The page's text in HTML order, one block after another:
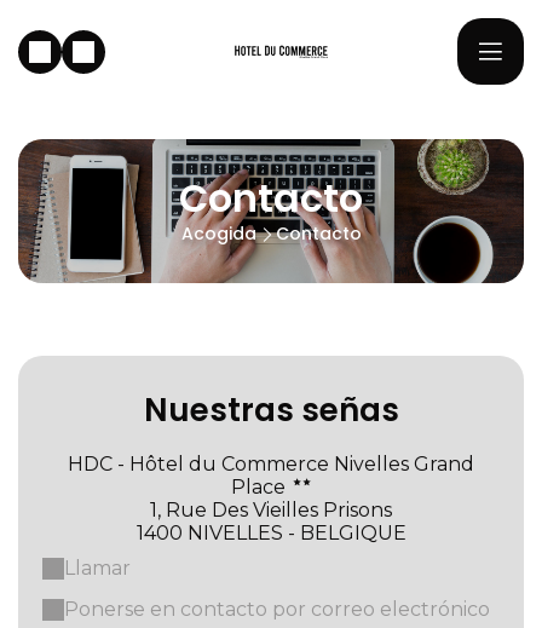
Contacto
Acogida Contacto
Nuestras señas
HDC - Hôtel du Commerce Nivelles Grand
Place
1, Rue Des Vieilles Prisons
1400 NIVELLES - BELGIQUE
Llamar
Ponerse en contacto por correo electrónico